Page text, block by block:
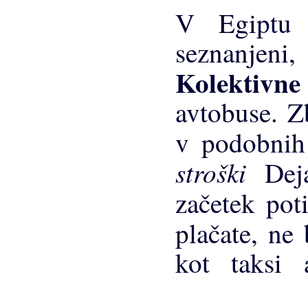
V
avtobuse.
v
stroški
začetek
plačate,
kot taksi